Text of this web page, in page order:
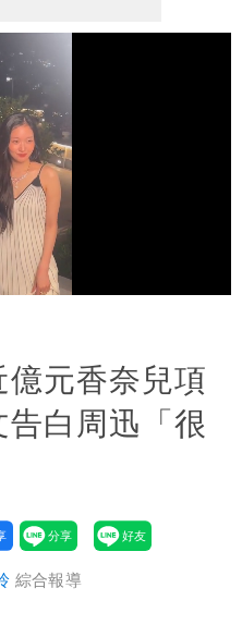
:
元香奈兒項
白周迅「很
綜合報導